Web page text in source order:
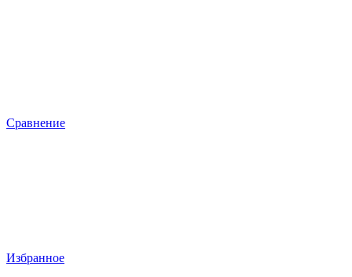
Сравнение
Избранное